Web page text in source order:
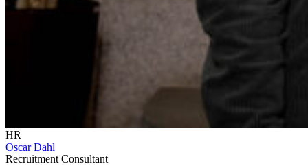
HR
Oscar Dahl
Recruitment Consultant